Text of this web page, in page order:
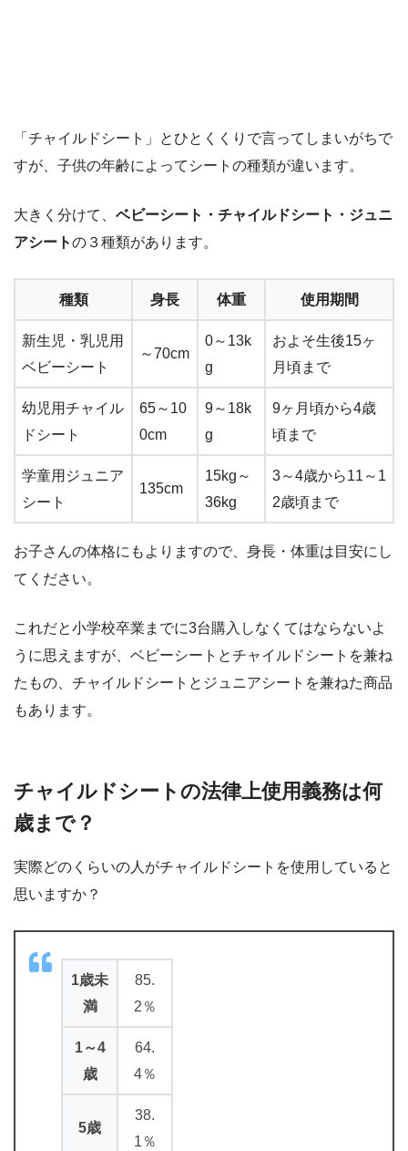
「チャイルドシート」とひとくくりで言ってしまいがちで
すが、子供の年齢によってシートの種類が違います。
大きく分けて、 ベビーシート・チャイルドシート・ジュニ
アシートの３種類があります。
種類 身長 体重 使用期間
新生児・乳児用
ベビーシート
～70cm
0～13k
g
およそ生後15ヶ
月頃まで
幼児用チャイル
ドシート
65～10
0cm
9～18k
g
9ヶ月頃から4歳
頃まで
学童用ジュニア
シート
135cm
15kg～
36kg
3～4歳から11～1
2歳頃まで
お子さんの体格にもよりますので、身長・体重は目安にし
てください。
これだと小学校卒業までに3台購入しなくてはならないよ
うに思えますが、ベビーシートとチャイルドシートを兼ね
たもの、チャイルドシートとジュニアシートを兼ねた商品
もあります。
チャイルドシートの法律上使用義務は何
歳まで？
実際どのくらいの人がチャイルドシートを使用していると
思いますか？
1歳未
満
85.
2％
1～4
歳
64.
4％
5歳
38.
1％